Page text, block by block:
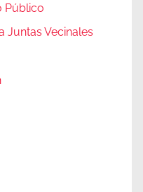
Público
Juntas Vecinales